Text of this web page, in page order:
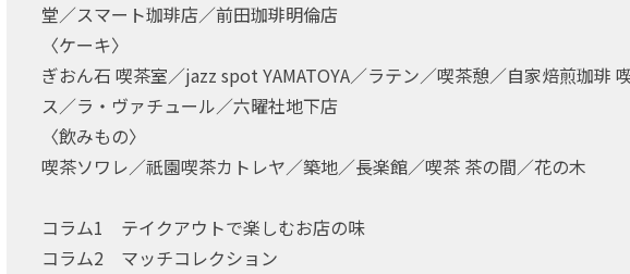
堂／スマート珈琲店／前田珈琲明倫店
〈ケーキ〉
ぎおん石 喫茶室／jazz spot YAMATOYA／ラテン／喫茶憩／自家焙煎珈琲
ス／ラ・ヴァチュール／六曜社地下店
〈飲みもの〉
喫茶ソワレ／祇園喫茶カトレヤ／築地／長楽館／喫茶 茶の間／花の木
コラム1 テイクアウトで楽しむお店の味
コラム2 マッチコレクション